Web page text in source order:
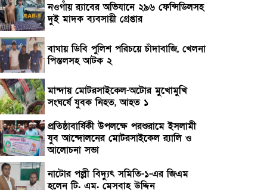
নওগাঁয় র‌্যাবের অভিযানে ২৯৬ ফেন্সিডিলসহ
দুই মাদক ব্যবসায়ী গ্রেপ্তার
বাঘায় ডিবি পুলিশ পরিচয়ে চাঁদাবাজি, খেলনা
পিস্তলসহ আটক ২
মান্দায় মোটরসাইকেল-অটোর মুখোমুখি
সংঘর্ষে যুবক নিহত, আহত ১
প্রতিষ্ঠাবার্ষিকী উপলক্ষে পরশুরামে ইসলামী
যুব আন্দোলনের মোটরসাইকেল র‌্যালি ও
আলোচনা সভা
নাটোর পল্লী বিদ্যুৎ সমিতি-১-এর জিএম
হলেন টি. এম. মেসবাহ উদ্দিন